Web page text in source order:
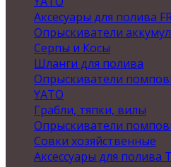
Аксесуары для полива
Опрыскиватели
Серпы и Косы
Шланги для полива
Опрыскиватели
YATO
Грабли, тяпки, вилы
Опрыскиватели
Совки хозяйственные
Аксессуары для полива